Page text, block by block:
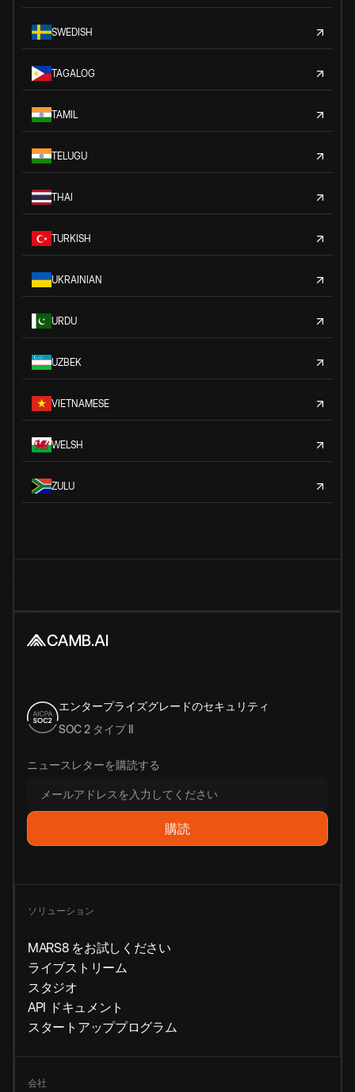
SWEDISH
TAGALOG
TAMIL
TELUGU
THAI
TURKISH
UKRAINIAN
URDU
UZBEK
VIETNAMESE
WELSH
ZULU
エンタープライズグレードのセキュリティ
SOC 2 タイプ II
ニュースレターを購読する
ソリューション
MARS8 をお試しください
ライブストリーム
スタジオ
API ドキュメント
スタートアッププログラム
会社